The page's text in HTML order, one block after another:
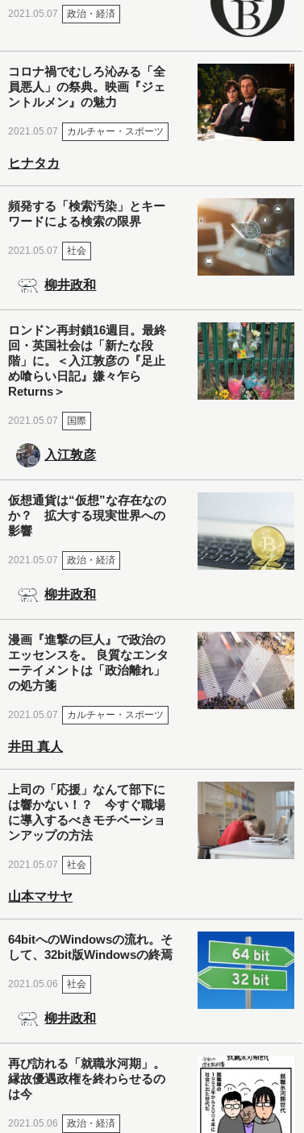
2021.05.07 政治・経済
コロナ禍でむしろ沁みる「全
員悪人」の祭典。映画『ジェ
ントルメン』の魅力
2021.05.07 カルチャー・スポーツ
ヒナタカ
頻発する「検索汚染」とキー
ワードによる検索の限界
2021.05.07 社会
柳井政和
ロンドン再封鎖16週目。最終
回・英国社会は「新たな段
階」に。＜入江敦彦の『足止
め喰らい日記』嫌々乍ら
Returns＞
2021.05.07 国際
入江敦彦
仮想通貨は“仮想”な存在なの
か？ 拡大する現実世界への
影響
2021.05.07 政治・経済
柳井政和
漫画『進撃の巨人』で政治の
エッセンスを。 良質なエンタ
ーテイメントは「政治離れ」
の処方箋
2021.05.07 カルチャー・スポーツ
井田 真人
上司の「応援」なんて部下に
は響かない！？ 今すぐ職場
に導入するべきモチベーショ
ンアップの方法
2021.05.07 社会
山本マサヤ
64bitへのWindowsの流れ。そ
して、32bit版Windowsの終焉
2021.05.06 社会
柳井政和
再び訪れる「就職氷河期」。
縁故優遇政権を終わらせるの
は今
2021.05.06 政治・経済